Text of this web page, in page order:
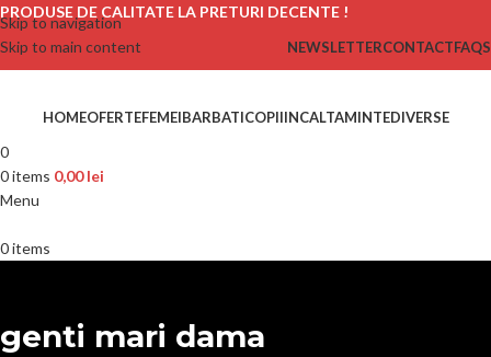
Skip to navigation
Skip to main content
PRODUSE DE CALITATE LA PRETURI DECENTE !
NEWSLETTERCONTACTFAQS
HOMEOFERTEFEMEIBARBATICOPIIINCALTAMINTEDIVERSE
0
0items 0,00lei
Menu
0items
genti mari dama